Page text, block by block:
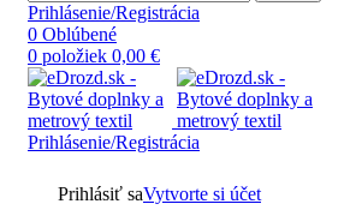
Prihlásenie/Registrácia
0 Oblúbené
0 položiek 0,00 €
Prihlásenie/Registrácia
Prihlásiť saVytvorte si účet